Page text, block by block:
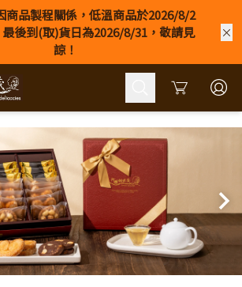
商品製程關係，低溫商品於2026/8/2
後到(取)貨日為2026/8/31，敬請見
諒！
Cart